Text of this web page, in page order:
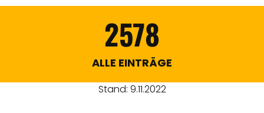
2578
ALLE EINTRÄGE
Stand: 9.11.2022